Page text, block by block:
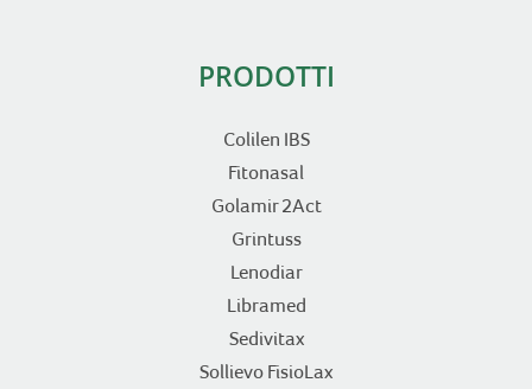
PRODOTTI
Colilen IBS
Fitonasal
Golamir 2Act
Grintuss
Lenodiar
Libramed
Sedivitax
Sollievo FisioLax